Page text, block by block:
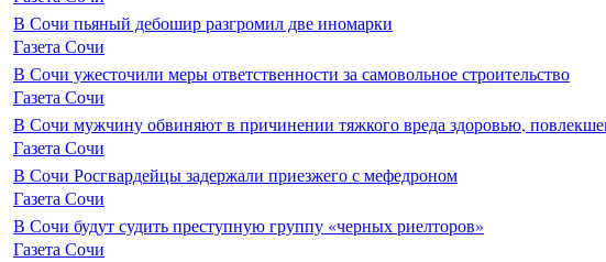
В Сочи пьяный дебошир разгромил две иномарки
Газета Сочи
В Сочи ужесточили меры ответственности за самовольное строительство
Газета Сочи
В Сочи мужчину обвиняют в причинении тяжкого вреда здоровью,
Газета Сочи
В Сочи Росгвардейцы задержали приезжего с мефедроном
Газета Сочи
В Сочи будут судить преступную группу «черных риелторов»
Газета Сочи